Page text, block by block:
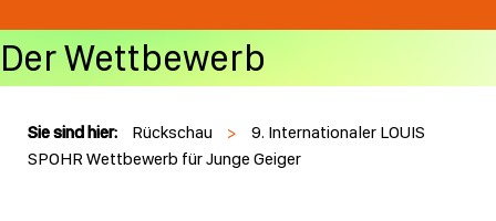
Der Wettbewerb
Sie sind hier: Rückschau >
9. Internationaler LOUIS
SPOHR Wettbewerb für Junge Geiger